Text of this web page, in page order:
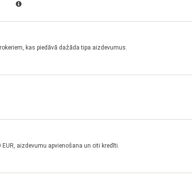
kas piedāvā dažāda tipa aizdevumus.
aizdevumu apvienošana un citi kredīti.